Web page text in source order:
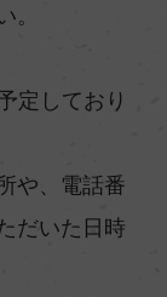
。
定しており
や、電話番
だいた日時